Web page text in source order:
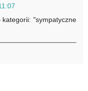
"sympatyczne